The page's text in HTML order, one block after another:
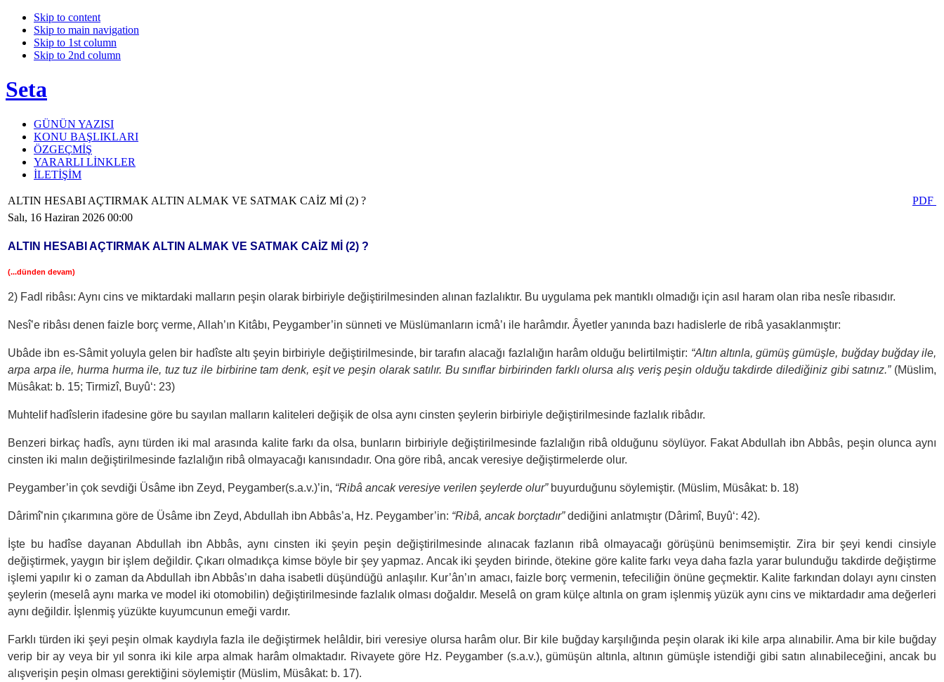
Skip to content
Skip to main navigation
Skip to 1st column
Skip to 2nd column
Seta
GÜNÜN YAZISI
KONU BAŞLIKLARI
ÖZGEÇMİŞ
YARARLI LİNKLER
İLETİŞİM
ALTIN HESABI AÇTIRMAK ALTIN ALMAK VE SATMAK CAİZ Mİ (2) ?
PDF
Salı, 16 Haziran 2026 00:00
ALTIN HESABI AÇTIRMAK ALTIN ALMAK VE SATMAK CAİZ Mİ (2) ?
(...dünden devam)
2) Fadl ribâsı: Aynı cins ve miktardaki malların peşin olarak birbiriyle değiştirilmesinden alınan fazlalıktır. Bu uygulama pek mantıklı olmadığı için asıl haram olan riba nesîe ribasıdır.
Nesî’e ribâsı denen faizle borç verme, Allah’ın Kitâbı, Peygamber’in sünneti ve Müslümanların icmâ’ı ile harâmdır. Âyetler yanında bazı hadislerle de ribâ yasaklanmıştır:
Ubâde ibn es-Sâmit yoluyla gelen bir hadîste altı şeyin birbiriyle değiştirilmesinde, bir tarafın alacağı fazlalığın harâm olduğu belirtilmiştir: “Altın altınla, gümüş gümüşle, buğday buğday ile,
arpa arpa ile, hurma hurma ile, tuz tuz ile birbirine tam denk, eşit ve peşin olarak satılır. Bu sınıflar birbirinden farklı olursa alış veriş peşin olduğu takdirde dilediğiniz gibi satınız.”(Müslim,
Müsâkat: b. 15; Tirmizî, Buyû‘: 23)
Muhtelif hadîslerin ifadesine göre bu sayılan malların kaliteleri değişik de olsa aynı cinsten şeylerin birbiriyle değiştirilmesinde fazlalık ribâdır.
Benzeri birkaç hadîs, aynı türden iki mal arasında kalite farkı da olsa, bunların birbiriyle değiştirilmesinde fazlalığın ribâ olduğunu söylüyor. Fakat Abdullah ibn Abbâs, peşin olunca aynı
cinsten iki malın değiştirilmesinde fazlalığın ribâ olmayacağı kanısındadır. Ona göre ribâ, ancak veresiye değiştirmelerde olur.
Peygamber’in çok sevdiği Üsâme ibn Zeyd, Peygamber(s.a.v.)’in, “Ribâ ancak veresiye verilen şeylerde olur”buyurduğunu söylemiştir. (Müslim, Müsâkat: b. 18)
Dârimî’nin çıkarımına göre de Üsâme ibn Zeyd, Abdullah ibn Abbâs’a, Hz. Peygamber’in: “Ribâ, ancak borçtadır”dediğini anlatmıştır (Dârimî, Buyû‘: 42).
İşte bu hadîse dayanan Abdullah ibn Abbâs, aynı cinsten iki şeyin peşin değiştirilmesinde alınacak fazlanın ribâ olmayacağı görüşünü benimsemiştir. Zira bir şeyi kendi cinsiyle
değiştirmek, yaygın bir işlem değildir. Çıkarı olmadıkça kimse böyle bir şey yapmaz. Ancak iki şeyden birinde, ötekine göre kalite farkı veya daha fazla yarar bulunduğu takdirde değiştirme
işlemi yapılır ki o zaman da Abdullah ibn Abbâs’ın daha isabetli düşündüğü anlaşılır. Kur’ân’ın amacı, faizle borç vermenin, tefeciliğin önüne geçmektir. Kalite farkından dolayı aynı cinsten
şeylerin (meselâ aynı marka ve model iki otomobilin) değiştirilmesinde fazlalık olması doğaldır. Meselâ on gram külçe altınla on gram işlenmiş yüzük aynı cins ve miktardadır ama değerleri
aynı değildir. İşlenmiş yüzükte kuyumcunun emeği vardır.
Farklı türden iki şeyi peşin olmak kaydıyla fazla ile değiştirmek helâldir, biri veresiye olursa harâm olur. Bir kile buğday karşılığında peşin olarak iki kile arpa alınabilir. Ama bir kile buğday
verip bir ay veya bir yıl sonra iki kile arpa almak harâm olmaktadır. Rivayete göre Hz. Peygamber (s.a.v.), gümüşün altınla, altının gümüşle istendiği gibi satın alınabileceğini, ancak bu
alışverişin peşin olması gerektiğini söylemiştir (Müslim, Müsâkat: b. 17).